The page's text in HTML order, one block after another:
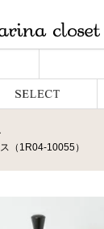
（1R04-10055）